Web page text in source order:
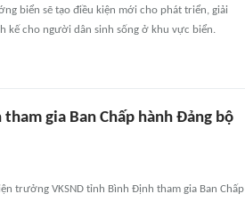
biển sẽ tạo điều kiện mới cho phát triển, giải
kế cho người dân sinh sống ở khu vực biển.
gia Ban Chấp hành Đảng bộ
trưởng VKSND tỉnh Bình Định tham gia Ban Chấp